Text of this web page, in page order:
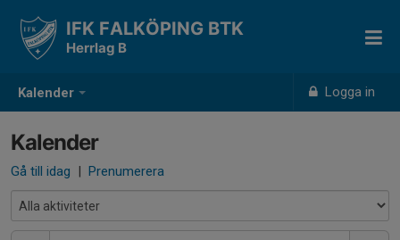
Kalender Logga in
IFK FALKÖPING BTK
Herrlag B
Kalender
Gå till idag | Prenumerera